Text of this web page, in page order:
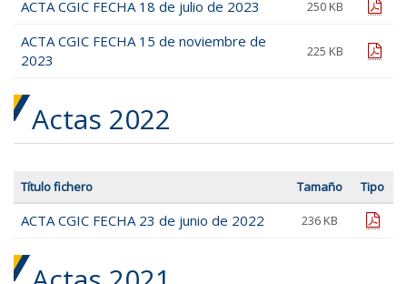
ACTA CGIC FECHA 18 de julio de 2023 250 KB pdf
ACTA CGIC FECHA 15 de noviembre de
2023
225 KB pdf
Actas 2022
Título fichero Tamaño Tipo
ACTA CGIC FECHA 23 de junio de 2022 236 KB pdf